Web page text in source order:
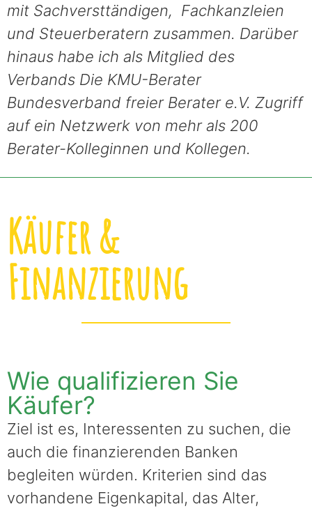
mit Sachversttändigen, Fachkanzleien
und Steuerberatern zusammen. Darüber
hinaus habe ich als Mitglied des
Verbands Die KMU-Berater
Bundesverband freier Berater e.V. Zugriff
auf ein Netzwerk von mehr als 200
Berater-Kolleginnen und Kollegen.
Käufer &
Finanzierung
Wie qualifizieren Sie
Käufer?
Ziel ist es, Interessenten zu suchen, die
auch die finanzierenden Banken
begleiten würden. Kriterien sind das
vorhandene Eigenkapital, das Alter,